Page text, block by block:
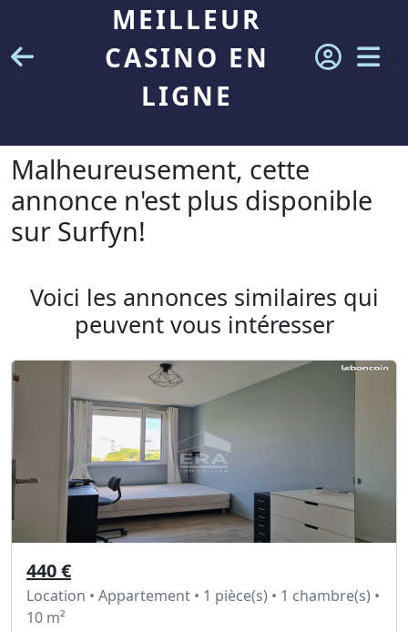
MEILLEUR
CASINO EN
LIGNE
Malheureusement, cette
annonce n'est plus disponible
sur Surfyn!
Voici les annonces similaires qui
peuvent vous intéresser
440 €
Location • Appartement • 1 pièce(s) • 1 chambre(s) •
10 m²